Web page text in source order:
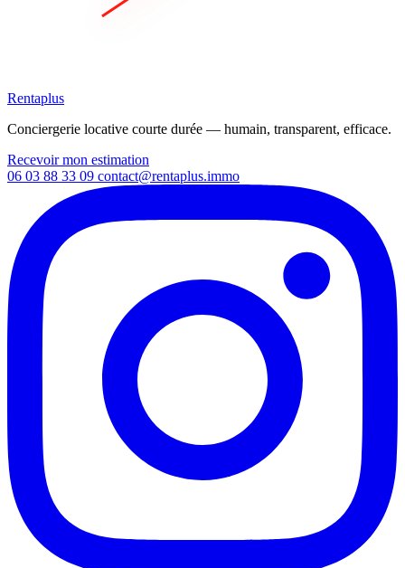
Rentaplus
Conciergerie locative courte durée — humain, transparent, efficace.
Recevoir mon estimation
06 03 88 33 09 contact@rentaplus.immo